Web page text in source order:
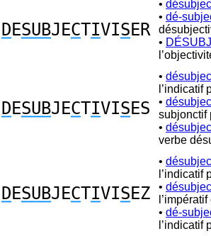
DESUBJECTIVISER
•
• dé-
•
DESUBJECTIVISES
•
l’indicatif
•
subjonctif
•
verbe
DESUBJECTIVISEZ
•
l’indicatif
•
• dé-
l’indicatif